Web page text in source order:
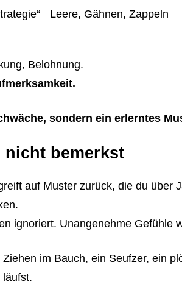
Leere, Gähnen, Zappeln
Belohnung.
sondern ein erlerntes
nicht bemerkst
auf Muster zurück, die du über
ignoriert. Unangenehme Gefühle
im Bauch, ein Seufzer, ein
läufst.